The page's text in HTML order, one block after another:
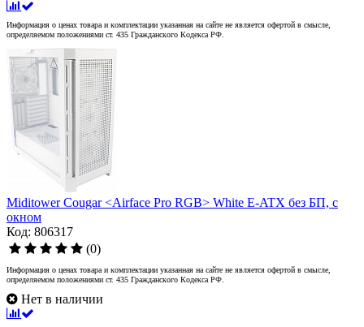
Информация о ценах товара и комплектации указанная на сайте не является офертой в смысле,
определяемом положениями ст. 435 Гражданского Кодекса РФ.
Miditower Cougar <Airface Pro RGB> White E-ATX без БП, с
окном
Код: 806317
(0)
Информация о ценах товара и комплектации указанная на сайте не является офертой в смысле,
определяемом положениями ст. 435 Гражданского Кодекса РФ.
Нет в наличии